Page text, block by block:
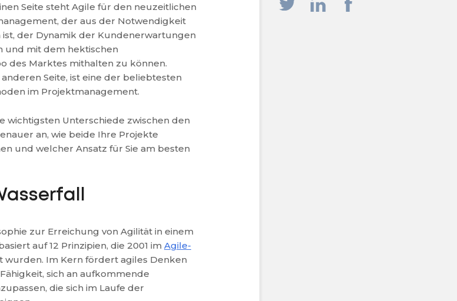
Seite steht Agile für den neuzeitlichen
der aus der Notwendigkeit
ist, der Dynamik der Kundenerwartungen
und mit dem hektischen
des Marktes mithalten zu können.
Seite, ist eine der beliebtesten
im Projektmanagement.
wichtigsten Unterschiede zwischen den
an, wie beide Ihre Projekte
und welcher Ansatz für Sie am besten
zur Erreichung von Agilität in einem
auf 12 Prinzipien, die 2001 im Agile-
wurden. Im Kern fördert agiles Denken
sich an aufkommende
die sich im Laufe der